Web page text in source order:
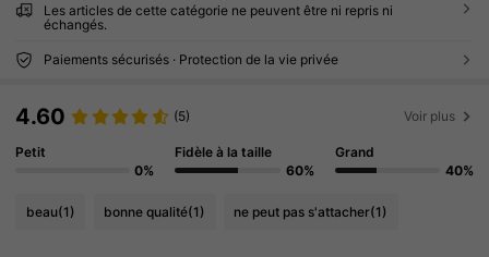
Les articles de cette catégorie ne peuvent être ni repris ni
échangés.
Paiements sécurisés · Protection de la vie privée
4.60 (5) Voir plus
Petit
0%
Fidèle à la taille
60%
Grand
40%
beau(1) bonne qualité(1) ne peut pas s'attacher(1)